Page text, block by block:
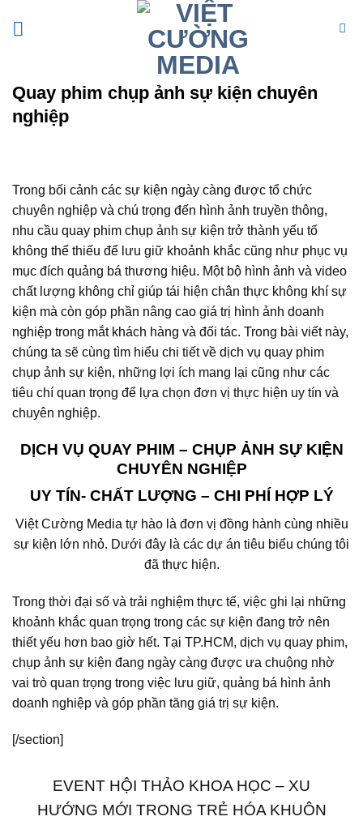
Quay phim chụp ảnh sự kiện chuyên
nghiệp
Trong bối cảnh các sự kiện ngày càng được tổ chức
chuyên nghiệp và chú trọng đến hình ảnh truyền thông,
nhu cầu quay phim chụp ảnh sự kiện trở thành yếu tố
không thể thiếu để lưu giữ khoảnh khắc cũng như phục vụ
mục đích quảng bá thương hiệu. Một bộ hình ảnh và video
chất lượng không chỉ giúp tái hiện chân thực không khí sự
kiện mà còn góp phần nâng cao giá trị hình ảnh doanh
nghiệp trong mắt khách hàng và đối tác. Trong bài viết này,
chúng ta sẽ cùng tìm hiểu chi tiết về dịch vụ quay phim
chụp ảnh sự kiện, những lợi ích mang lại cũng như các
tiêu chí quan trọng để lựa chọn đơn vị thực hiện uy tín và
chuyên nghiệp.
DỊCH VỤ QUAY PHIM – CHỤP ẢNH SỰ KIỆN
CHUYÊN NGHIỆP
UY TÍN- CHẤT LƯỢNG – CHI PHÍ HỢP LÝ
Việt Cường Media tự hào là đơn vị đồng hành cùng nhiều
sự kiện lớn nhỏ. Dưới đây là các dự án tiêu biểu chúng tôi
đã thực hiện.
Trong thời đại số và trải nghiệm thực tế, việc ghi lại những
khoảnh khắc quan trọng trong các sự kiện đang trở nên
thiết yếu hơn bao giờ hết. Tại TP.HCM, dịch vụ quay phim,
chụp ảnh sự kiện đang ngày càng được ưa chuộng nhờ
vai trò quan trọng trong việc lưu giữ, quảng bá hình ảnh
doanh nghiệp và góp phần tăng giá trị sự kiện.
[/section]
EVENT HỘI THẢO KHOA HỌC – XU
HƯỚNG MỚI TRONG TRẺ HÓA KHUÔN